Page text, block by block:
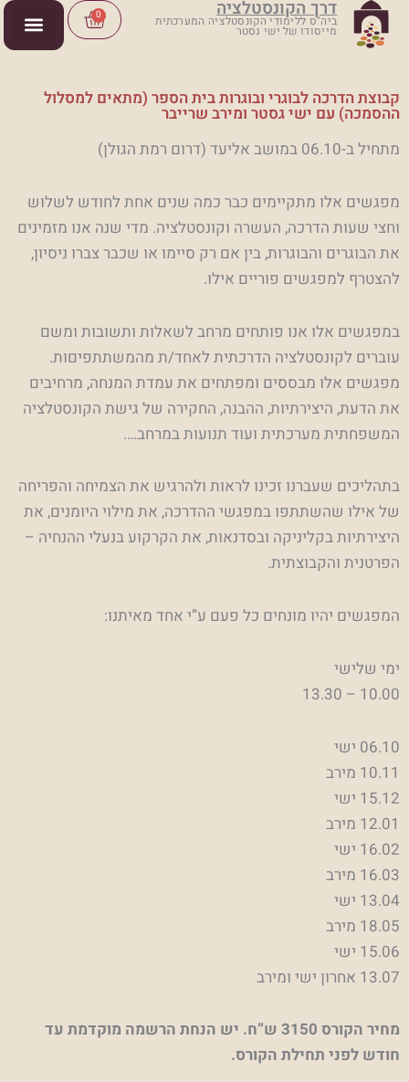
דילוג
לתוכן
דרך הקונסטלציה
ביה"ס ללימודי הקונסטלציה המערכתית
מייסודו של ישי גסטר
0
Cart
קבוצת הדרכה לבוגרי ובוגרות בית הספר (מתאים למסלול
ההסמכה) עם ישי גסטר ומירב שרייבר
מתחיל ב-06.10 במושב אליעד (דרום רמת הגולן)
מפגשים אלו מתקיימים כבר כמה שנים אחת לחודש לשלוש
וחצי שעות הדרכה, העשרה וקונסטלציה. מדי שנה אנו מזמינים
את הבוגרים והבוגרות, בין אם רק סיימו או שכבר צברו ניסיון,
להצטרף למפגשים פוריים אילו.
במפגשים אלו אנו פותחים מרחב לשאלות ותשובות ומשם
עוברים לקונסטלציה הדרכתית לאחד/ת מהמשתתפיםות.
מפגשים אלו מבססים ומפתחים את עמדת המנחה, מרחיבים
את הדעת, היצירתיות, ההבנה, החקירה של גישת הקונסטלציה
המשפחתית מערכתית ועוד תנועות במרחב….
בתהליכים שעברנו זכינו לראות ולהרגיש את הצמיחה והפריחה
של אילו שהשתתפו במפגשי ההדרכה, את מילוי היומנים, את
היצירתיות בקליניקה ובסדנאות, את הקרקוע בנעלי ההנחיה –
הפרטנית והקבוצתית.
המפגשים יהיו מונחים כל פעם ע”י אחד מאיתנו:
ימי שלישי
10.00 – 13.30
06.10 ישי
10.11 מירב
15.12 ישי
12.01 מירב
16.02 ישי
16.03 מירב
13.04 ישי
18.05 מירב
15.06 ישי
13.07 אחרון ישי ומירב
מחיר הקורס 3150 ש”ח. יש הנחת הרשמה מוקדמת עד
חודש לפני תחילת הקורס.